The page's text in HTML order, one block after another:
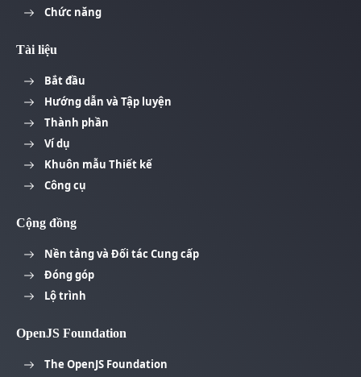
Chức năng
Tài liệu
Bắt đầu
Hướng dẫn và Tập luyện
Thành phần
Ví dụ
Khuôn mẫu Thiết kế
Công cụ
Cộng đồng
Nền tảng và Đối tác Cung cấp
Đóng góp
Lộ trình
OpenJS Foundation
The OpenJS Foundation